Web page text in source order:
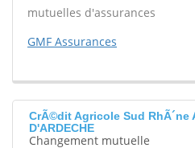
mutuelles d'assurances
GMF Assurances
CrÃ©dit Agricole Sud RhÃ´ne
D'ARDECHE
Changement mutuelle